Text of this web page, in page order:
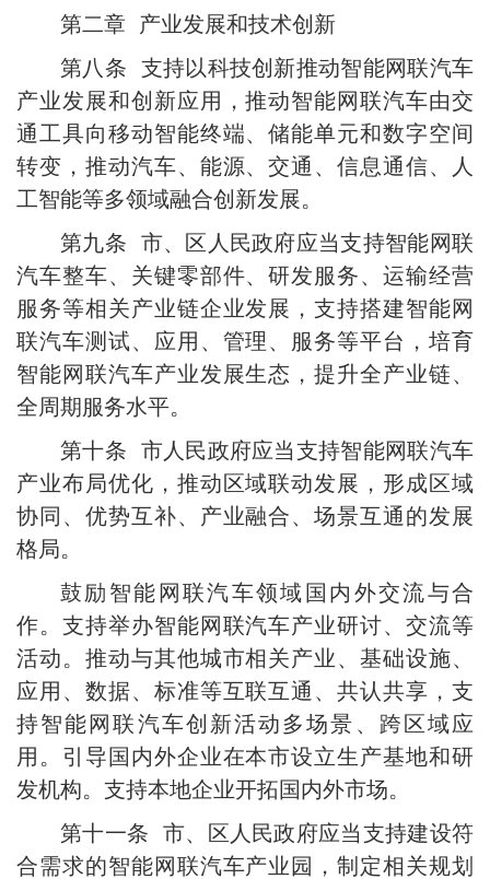
第二章 产业发展和技术创新
第八条 支持以科技创新推动智能网联汽车
产业发展和创新应用，推动智能网联汽车由交
通工具向移动智能终端、储能单元和数字空间
转变，推动汽车、能源、交通、信息通信、人
工智能等多领域融合创新发展。
第九条 市、区人民政府应当支持智能网联
汽车整车、关键零部件、研发服务、运输经营
服务等相关产业链企业发展，支持搭建智能网
联汽车测试、应用、管理、服务等平台，培育
智能网联汽车产业发展生态，提升全产业链、
全周期服务水平。
第十条 市人民政府应当支持智能网联汽车
产业布局优化，推动区域联动发展，形成区域
协同、优势互补、产业融合、场景互通的发展
格局。
鼓励智能网联汽车领域国内外交流与合
作。支持举办智能网联汽车产业研讨、交流等
活动。推动与其他城市相关产业、基础设施、
应用、数据、标准等互联互通、共认共享，支
持智能网联汽车创新活动多场景、跨区域应
用。引导国内外企业在本市设立生产基地和研
发机构。支持本地企业开拓国内外市场。
第十一条 市、区人民政府应当支持建设符
合需求的智能网联汽车产业园，制定相关规划